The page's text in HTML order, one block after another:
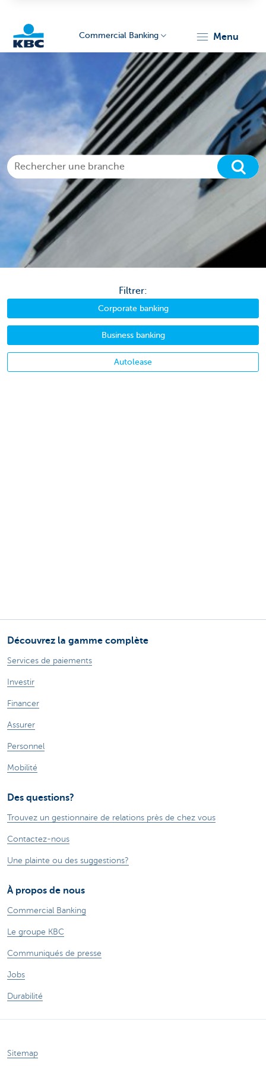
Corporate
Commercial Banking menu
Filtrer:
Corporate banking
Business banking
Autolease
Découvrez la gamme complète
Services de paiements
Investir
Financer
Assurer
Personnel
Mobilité
Des questions?
Trouvez un gestionnaire de relations près de chez vous
Contactez-nous
Une plainte ou des suggestions?
À propos de nous
Commercial Banking
Le groupe KBC
Communiqués de presse
Jobs
Durabilité
Sitemap